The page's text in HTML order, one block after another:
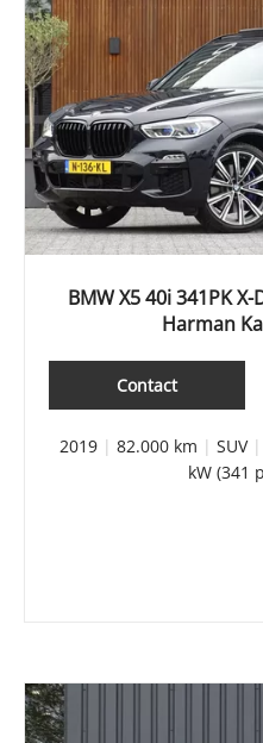
BMW X5 40i 341PK
Harman
Contact
2019| 82.000 km | SUV|
kW (341